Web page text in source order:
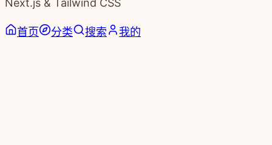
Next.js & Tailwind CSS
首页 分类 搜索 我的